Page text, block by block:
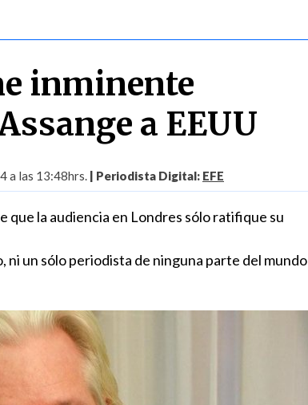
inminente
a EEUU
a las 13:48hrs. | Periodista Digital: EFE
la audiencia en Londres sólo ratifique su
ni un sólo periodista de ninguna parte del mundo